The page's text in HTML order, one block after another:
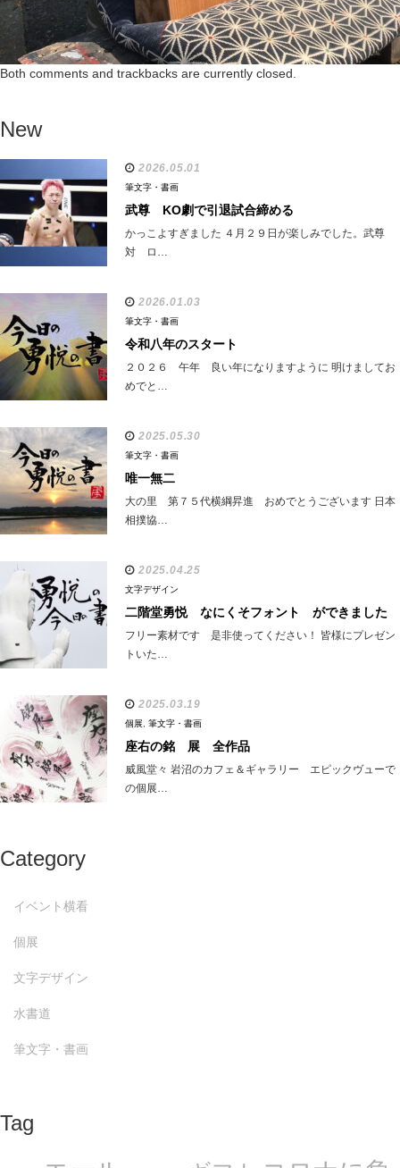
Both comments and trackbacks are currently closed.
New
2026.05.01
筆文字・書画
武尊 KO劇で引退試合締める
かっこよすぎました ４月２９日が楽しみでした。武尊
対 ロ…
2026.01.03
筆文字・書画
令和八年のスタート
２０２６ 午年 良い年になりますように 明けましてお
めでと…
2025.05.30
筆文字・書画
唯一無二
大の里 第７５代横綱昇進 おめでとうございます 日本
相撲協…
2025.04.25
文字デザイン
二階堂勇悦 なにくそフォント ができました
フリー素材です 是非使ってください！ 皆様にプレゼン
トいた…
2025.03.19
個展, 筆文字・書画
座右の銘 展 全作品
威風堂々 岩沼のカフェ＆ギャラリー エピックヴューで
の個展…
Category
イベント横看
個展
文字デザイン
水書道
筆文字・書画
Tag